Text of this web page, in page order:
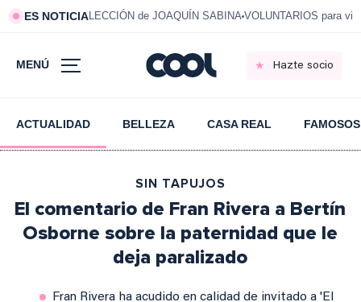
ES NOTICIALECCIÓN de JOAQUÍN SABINA VOLUNTARIOS para
MENÚ Hazte socio
ACTUALIDAD BELLEZA CASA REAL FAMOSOS
SIN TAPUJOS
El comentario de Fran Rivera a Bertín
Osborne sobre la paternidad que le
deja paralizado
Fran Rivera ha acudido en calidad de invitado a 'El